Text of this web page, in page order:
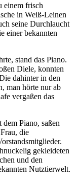
einem frisch
in Weiß-Leinen
seine Durchlaucht
einer bekannten
stand das Piano.
Diele, konnten
dahinter in den
man hörte nur ab
vergaßen das
Piano, saßen
die
gekleideten
und den
Nutztierwelt.